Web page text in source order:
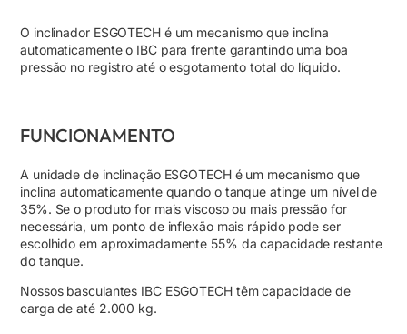
O inclinador ESGOTECH é um mecanismo que inclina
automaticamente o IBC para frente garantindo uma boa
pressão no registro até o esgotamento total do líquido.
FUNCIONAMENTO
A unidade de inclinação ESGOTECH é um mecanismo que
inclina automaticamente quando o tanque atinge um nível de
35%. Se o produto for mais viscoso ou mais pressão for
necessária, um ponto de inflexão mais rápido pode ser
escolhido em aproximadamente 55% da capacidade restante
do tanque.
Nossos basculantes IBC ESGOTECH têm capacidade de
carga de até 2.000 kg.